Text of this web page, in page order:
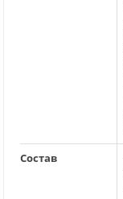
Состав